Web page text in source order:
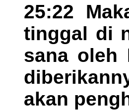
25:22
tinggal di
sana oleh
akan